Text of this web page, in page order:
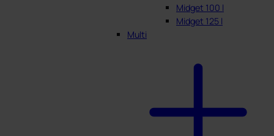
Midget 100 l
Midget 125 l
Multi